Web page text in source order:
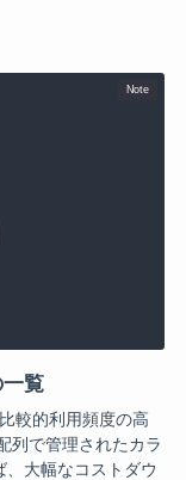
Note
覧
較的利用頻度の高
列で管理されたカラ
大幅なコストダウ